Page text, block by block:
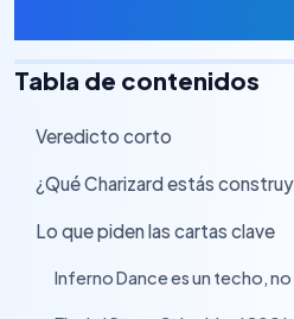
Tabla de contenidos
Veredicto corto
¿Qué Charizard estás
Lo que piden las cartas clave
Inferno Dance es un techo,